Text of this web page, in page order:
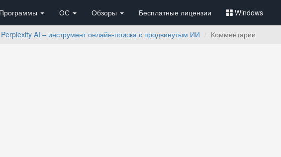
Программы ОС Обзоры Бесплатные лицензии Windows
Perplexity AI – инструмент онлайн-поиска с продвинутым ИИ Комментарии